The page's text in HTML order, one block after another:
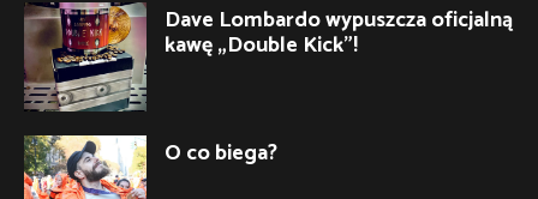
Dave Lombardo wypuszcza oficjalną
kawę „Double Kick”!
O co biega?